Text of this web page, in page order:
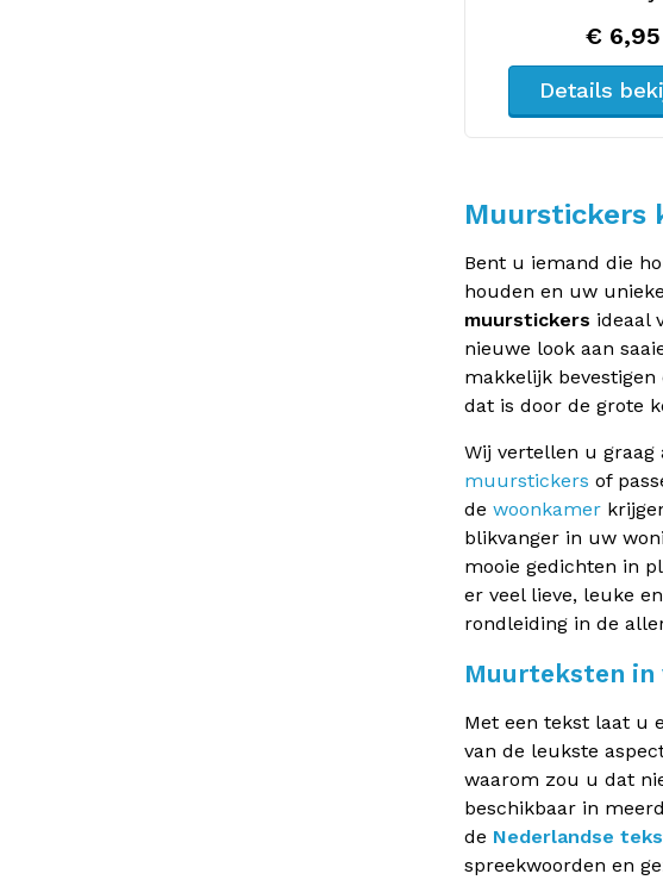
€ 6,95
Details
Muurstickers
Bent u iemand die
houden en uw
muurstickers ideaal
nieuwe look aan
makkelijk
dat is door de grote
Wij vertellen u graag
muurstickers of
de woonkamer
blikvanger in uw
mooie gedichten in
er veel lieve, leuke
rondleiding in de
Muurteksten in
Met een tekst laat u
van de leukste
waarom zou u dat
beschikbaar in
de Nederlandse
spreekwoorden en